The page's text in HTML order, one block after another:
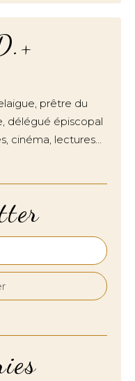
prêtre du
délégué épiscopal
cinéma, lectures…